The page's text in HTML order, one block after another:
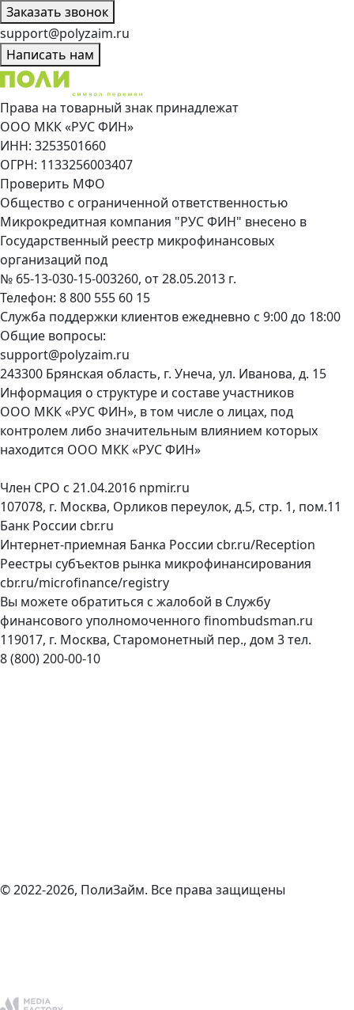
Заказать звонок
support@polyzaim.ru
Написать нам
Права на товарный знак принадлежат
ООО МКК «РУС ФИН»
ИНН: 3253501660
ОГРН: 1133256003407
Проверить МФО
Общество с ограниченной ответственностью
Микрокредитная компания "РУС ФИН" внесено в
Государственный реестр микрофинансовых
организаций под
№ 65-13-030-15-003260, от 28.05.2013 г.
Телефон: 8 800 555 60 15
Служба поддержки клиентов ежедневно с 9:00 до 18:00
Общие вопросы:
support@polyzaim.ru
243300 Брянская область, г. Унеча, ул. Иванова, д. 15
Информация о структуре и составе участников
ООО МКК «РУС ФИН», в том числе о лицах, под
контролем либо значительным влиянием которых
находится ООО МКК «РУС ФИН»
Член СРО с 21.04.2016 npmir.ru
107078, г. Москва, Орликов переулок, д.5, стр. 1, пом.11
Банк России cbr.ru
Интернет-приемная Банка России cbr.ru/Reception
Реестры субъектов рынка микрофинансирования
cbr.ru/microfinance/registry
Вы можете обратиться с жалобой в Службу
финансового уполномоченного finombudsman.ru
119017, г. Москва, Старомонетный пер., дом 3 тел.
8 (800) 200-00-10
© 2022-2026, ПолиЗайм. Все права защищены